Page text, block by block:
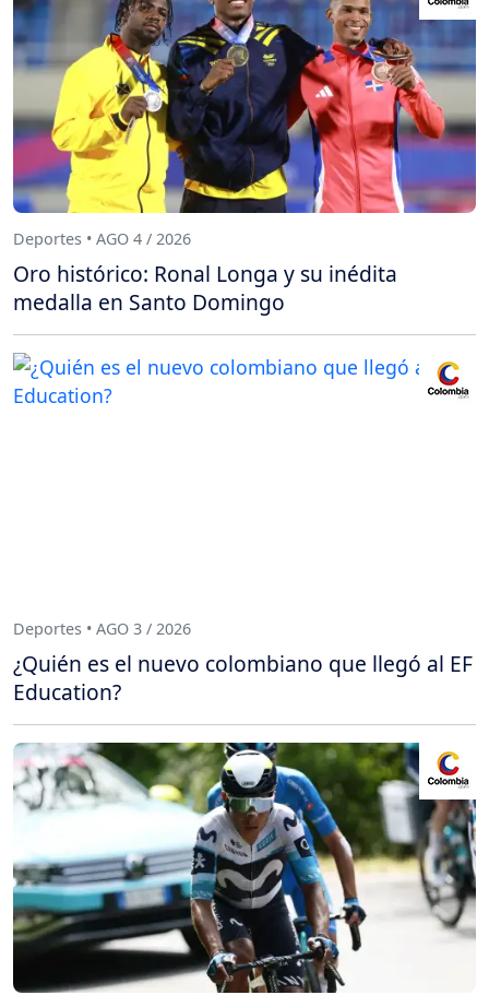
Deportes • AGO 4 / 2026
Oro histórico: Ronal Longa y su inédita
medalla en Santo Domingo
Deportes • AGO 3 / 2026
¿Quién es el nuevo colombiano que llegó al EF
Education?